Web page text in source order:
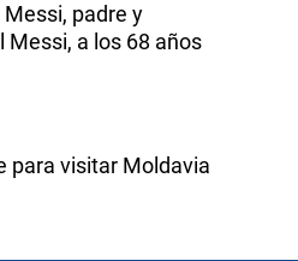
padre y
a los 68 años
para visitar Moldavia